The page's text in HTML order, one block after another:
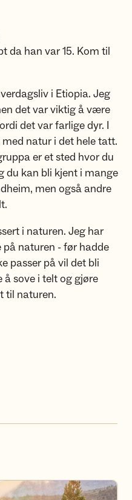
da han var 15. Kom til
i Etiopia. Jeg
det var viktig å være
det var farlige dyr. I
natur i det hele tatt.
er et sted hvor du
du kan bli kjent i mange
men også andre
i naturen. Jeg har
naturen - før hadde
passer på vil det bli
å sove i telt og gjøre
til naturen.